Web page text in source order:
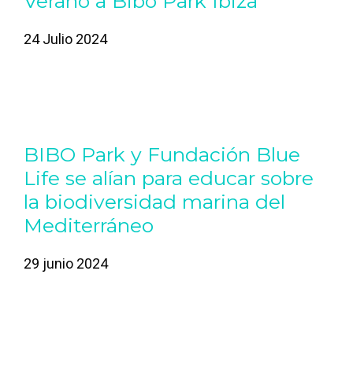
24 Julio 2024
BIBO Park y Fundación Blue
Life se alían para educar sobre
la biodiversidad marina del
Mediterráneo
29 junio 2024